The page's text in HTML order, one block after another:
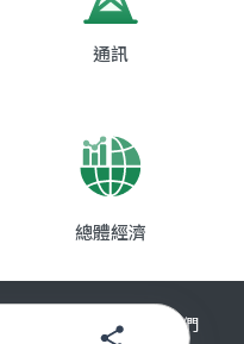
通訊
總體經濟
聯絡我們